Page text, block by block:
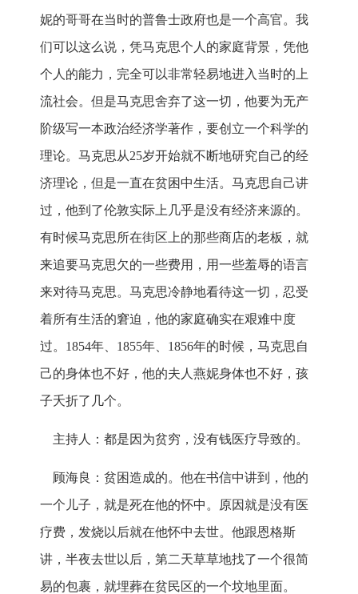
妮的哥哥在当时的普鲁士政府也是一个高官。我
们可以这么说，凭马克思个人的家庭背景，凭他
个人的能力，完全可以非常轻易地进入当时的上
流社会。但是马克思舍弃了这一切，他要为无产
阶级写一本政治经济学著作，要创立一个科学的
理论。马克思从25岁开始就不断地研究自己的经
济理论，但是一直在贫困中生活。马克思自己讲
过，他到了伦敦实际上几乎是没有经济来源的。
有时候马克思所在街区上的那些商店的老板，就
来追要马克思欠的一些费用，用一些羞辱的语言
来对待马克思。马克思冷静地看待这一切，忍受
着所有生活的窘迫，他的家庭确实在艰难中度
过。1854年、1855年、1856年的时候，马克思自
己的身体也不好，他的夫人燕妮身体也不好，孩
子夭折了几个。
主持人：都是因为贫穷，没有钱医疗导致的。
顾海良：贫困造成的。他在书信中讲到，他的
一个儿子，就是死在他的怀中。原因就是没有医
疗费，发烧以后就在他怀中去世。他跟恩格斯
讲，半夜去世以后，第二天草草地找了一个很简
易的包裹，就埋葬在贫民区的一个坟地里面。